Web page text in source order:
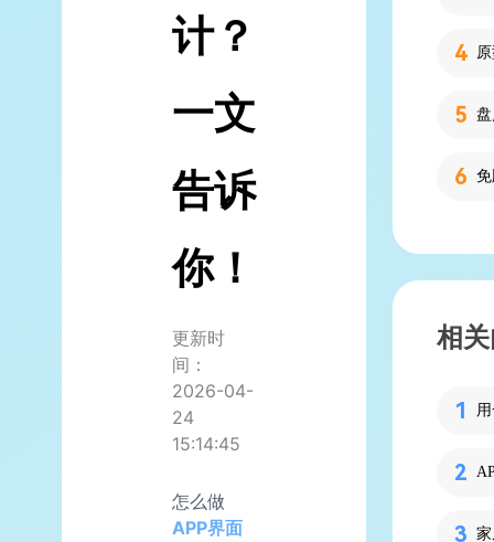
计？
一文
告诉
你！
更新时
间：
2026-04-
24
15:14:45
怎么做
APP界面
相